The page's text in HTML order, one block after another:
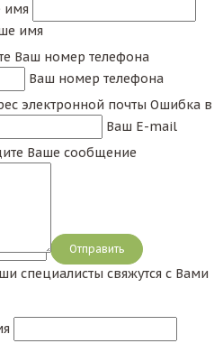
имя
имя
Ваш номер телефона
Ваш номер телефона
электронной почты Ошибка в
Ваш E-mail
Ваше сообщение
Сообщение
специалисты свяжутся с Вами